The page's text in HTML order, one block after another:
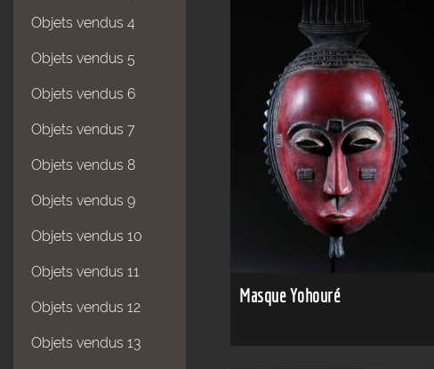
Objets vendus 4
Objets vendus 5
Objets vendus 6
Objets vendus 7
Objets vendus 8
Objets vendus 9
Objets vendus 10
Objets vendus 11
Objets vendus 12
Objets vendus 13
Masque Yohouré